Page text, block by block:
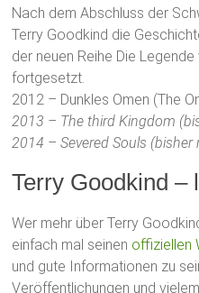
Nach dem Abschluss der
Terry Goodkind die
der neuen Reihe Die
fortgesetzt.
2012 – Dunkles Omen (The
2013 – The third Kingdom
2014 – Severed Souls (bisher
Terry Goodkind –
Wer mehr über Terry
einfach mal seinen offiziellen
und gute Informationen zu
Veröffentlichungen und